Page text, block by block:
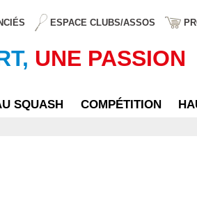
ESPACE CLUBS/ASSOS
UNE PASSION
SQUASH COMPÉTITION